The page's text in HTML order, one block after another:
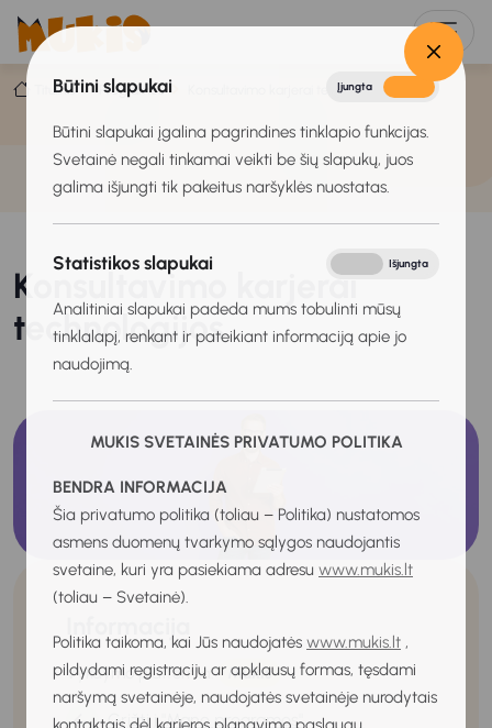
Būtini slapukai Įjungta
Būtini slapukai įgalina pagrindines tinklapio funkcijas.
Svetainė negali tinkamai veikti be šių slapukų, juos
galima išjungti tik pakeitus naršyklės nuostatas.
Statistikos slapukai Išjungta
Analitiniai slapukai padeda mums tobulinti mūsų
tinklalapį, renkant ir pateikiant informaciją apie jo
naudojimą.
MUKIS SVETAINĖS PRIVATUMO POLITIKA
BENDRA INFORMACIJA
Šia privatumo politika (toliau – Politika) nustatomos
asmens duomenų tvarkymo sąlygos naudojantis
svetaine, kuri yra pasiekiama adresu www.mukis.lt
(toliau – Svetainė).
Politika taikoma, kai Jūs naudojatės www.mukis.lt ,
pildydami registracijų ar apklausų formas, tęsdami
naršymą svetainėje, naudojatės svetainėje nurodytais
Titulinis Programos Konsultavimo karjerai technologijos
Konsultavimo karjerai
technologijos
Vykdymo platforma: Mukis
Grįžti į "Mano programos"